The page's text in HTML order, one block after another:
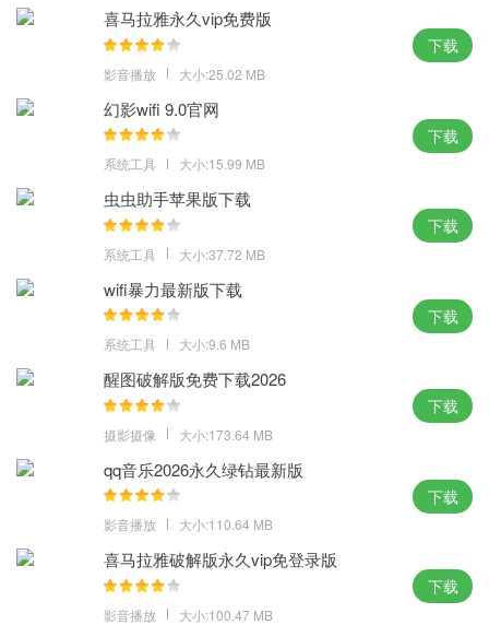
广告弹出窗口和浏览器插件。
4、系统出厂时，经过装机人的反复测试，游戏都运行流畅，稳定，
基本关闭，自动更新。
石大师一键重装系统工具体验点评：
稳定的系统来获得，专业的系统到来，石大师一键重装系统工具，
通过适配，得到最好的系统就在今天。
MD5：3EC06F54FE9BEFC4DB9FE4D56900D98F
SHA1：F2C1E4C10A207528AF8FF779F45989282604B729
喜马拉雅永久vip免费版
影音播放 大小:25.02 MB
下载
幻影wifi 9.0官网
系统工具 大小:15.99 MB
下载
虫虫助手苹果版下载
系统工具 大小:37.72 MB
下载
wifi暴力最新版下载
系统工具 大小:9.6 MB
下载
醒图破解版免费下载2026
摄影摄像 大小:173.64 MB
下载
qq音乐2026永久绿钻最新版
影音播放 大小:110.64 MB
下载
喜马拉雅破解版永久vip免登录版
影音播放 大小:100.47 MB
下载